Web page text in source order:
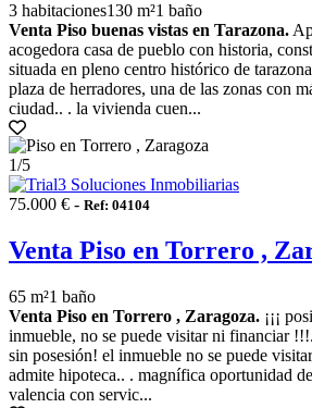
3 habitaciones130 m²1 baño
Venta Piso buenas vistas en Tarazona.
acogedora casa de pueblo con historia,
situada en pleno centro histórico de
plaza de herradores, una de las zonas con
ciudad.. . la vivienda cuen...
1/5
75.000 € - Ref: 04104
Venta Piso en Torrero ,
65 m²1 baño
Venta Piso en Torrero , Zaragoza. ¡¡¡
inmueble, no se puede visitar ni financiar
sin posesión! el inmueble no se puede
admite hipoteca.. . magnífica oportunidad
valencia con servic...